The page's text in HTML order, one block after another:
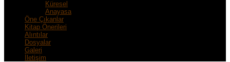
Küresel
Anayasa
Öne Çıkanlar
Kitap Önerileri
Alıntılar
Dosyalar
Galeri
İletişim